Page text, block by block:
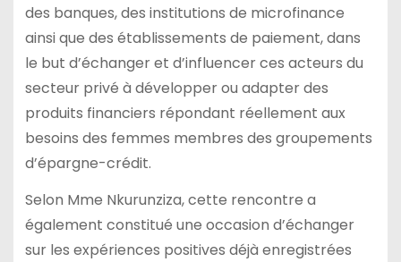
des banques, des institutions de microfinance
ainsi que des établissements de paiement, dans
le but d’échanger et d’influencer ces acteurs du
secteur privé à développer ou adapter des
produits financiers répondant réellement aux
besoins des femmes membres des groupements
d’épargne-crédit.
Selon Mme Nkurunziza, cette rencontre a
également constitué une occasion d’échanger
sur les expériences positives déjà enregistrées